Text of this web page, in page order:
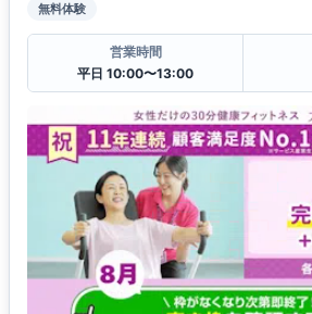
無料体験
営業時間
平日 10:00〜13:00